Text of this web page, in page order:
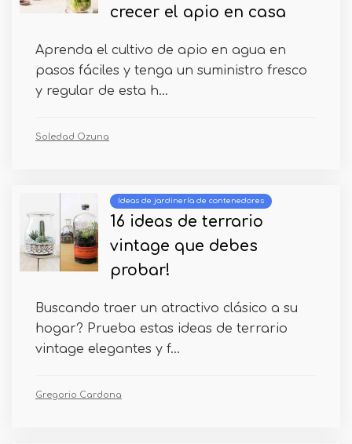
crecer el apio en casa
Aprenda el cultivo de apio en agua en
pasos fáciles y tenga un suministro fresco
y regular de esta h...
Soledad Ozuna
Ideas de jardinería de contenedores
16 ideas de terrario
vintage que debes
probar!
Buscando traer un atractivo clásico a su
hogar? Prueba estas ideas de terrario
vintage elegantes y f...
Gregorio Cardona